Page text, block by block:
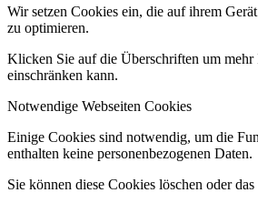
Wir setzen Cookies ein, die auf ihrem
zu optimieren.
Klicken Sie auf die Überschriften um mehr
einschränken kann.
Notwendige Webseiten Cookies
Einige Cookies sind notwendig, um die
enthalten keine personenbezogenen Daten.
Sie können diese Cookies löschen oder